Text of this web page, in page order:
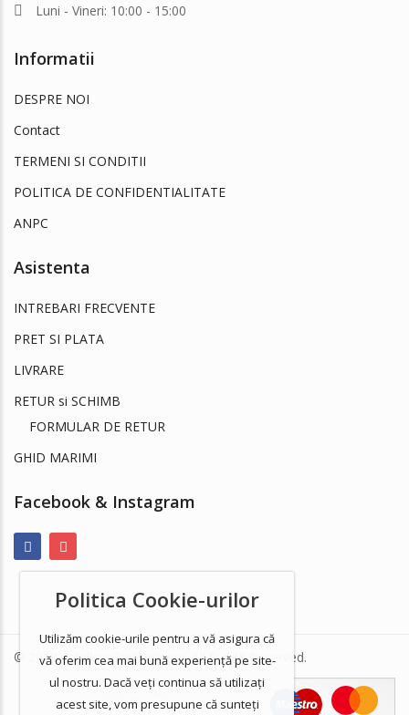
Luni - Vineri: 10:00 - 15:00
Informatii
DESPRE NOI
Contact
TERMENI SI CONDITII
POLITICA DE CONFIDENTIALITATE
ANPC
Asistenta
INTREBARI FRECVENTE
PRET SI PLATA
LIVRARE
RETUR si SCHIMB
FORMULAR DE RETUR
GHID MARIMI
Facebook & Instagram
© 2018 estellecollection.com. All Rights Reserved.
Politica Cookie-urilor
Utilizăm cookie-urile pentru a vă asigura că
vă oferim cea mai bună experiență pe site-
ul nostru. Dacă veți continua să utilizați
acest site, vom presupune că sunteți